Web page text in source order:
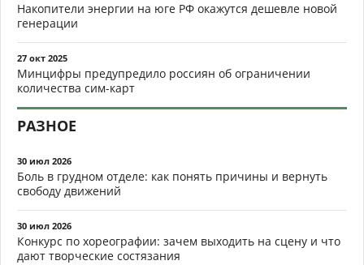
Накопители энергии на юге РФ окажутся дешевле новой
генерации
27 окт 2025
Минцифры предупредило россиян об ограничении
количества сим-карт
РАЗНОЕ
30 июл 2026
Боль в грудном отделе: как понять причины и вернуть
свободу движений
30 июл 2026
Конкурс по хореографии: зачем выходить на сцену и что
дают творческие состязания